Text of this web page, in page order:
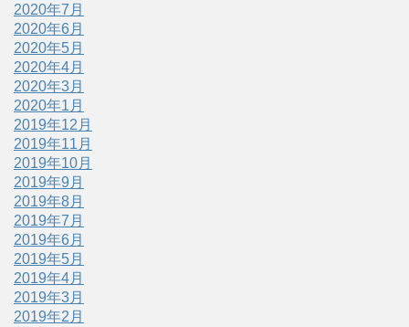
2020年7月
2020年6月
2020年5月
2020年4月
2020年3月
2020年1月
2019年12月
2019年11月
2019年10月
2019年9月
2019年8月
2019年7月
2019年6月
2019年5月
2019年4月
2019年3月
2019年2月